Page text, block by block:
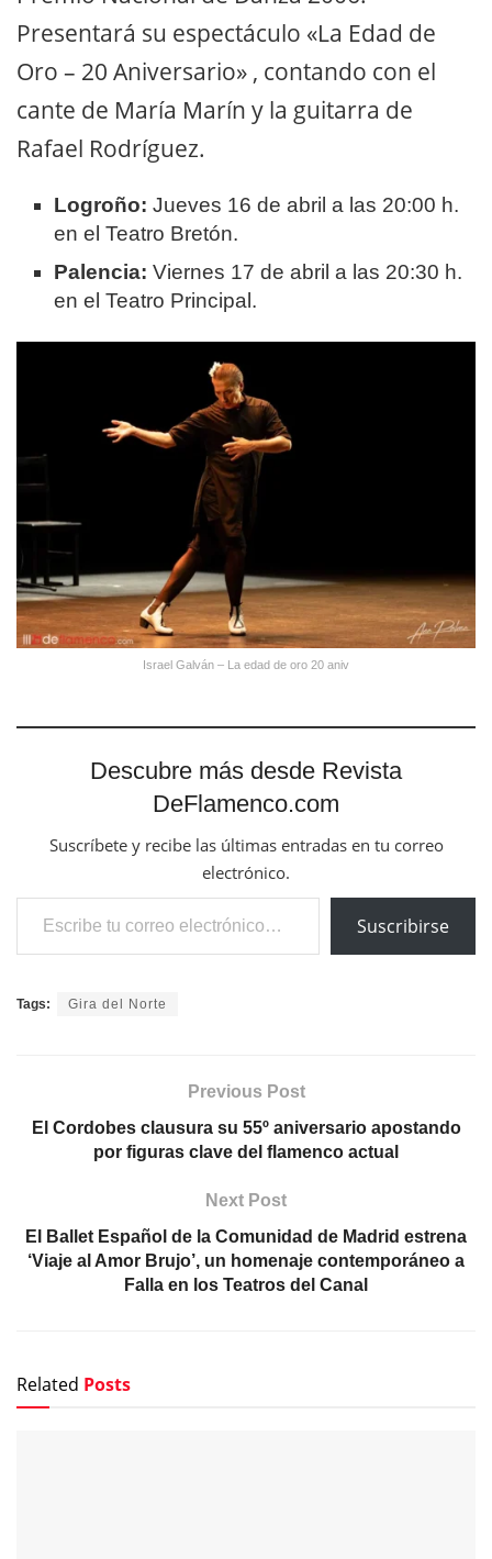
Presentará su espectáculo «La Edad de
Oro – 20 Aniversario» , contando con el
cante de María Marín y la guitarra de
Rafael Rodríguez.
Logroño: Jueves 16 de abril a las 20:00 h.
en el Teatro Bretón.
Palencia: Viernes 17 de abril a las 20:30 h.
en el Teatro Principal.
Israel Galván – La edad de oro 20 aniv
Descubre más desde Revista
DeFlamenco.com
Suscríbete y recibe las últimas entradas en tu correo
electrónico.
Escribe tu correo electrónico…
Suscribirse
Tags: Gira del Norte
Previous Post
El Cordobes clausura su 55º aniversario apostando
por figuras clave del flamenco actual
Next Post
El Ballet Español de la Comunidad de Madrid estrena
‘Viaje al Amor Brujo’, un homenaje contemporáneo a
Falla en los Teatros del Canal
Related Posts